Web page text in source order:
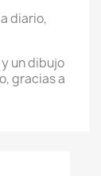
diario,
un dibujo
gracias a